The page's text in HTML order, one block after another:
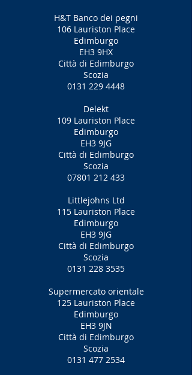
H&T Banco dei pegni
106 Lauriston Place
Edimburgo
EH3 9HX
Città di Edimburgo
Scozia
0131 229 4448
Delekt
109 Lauriston Place
Edimburgo
EH3 9JG
Città di Edimburgo
Scozia
07801 212 433
Littlejohns Ltd
115 Lauriston Place
Edimburgo
EH3 9JG
Città di Edimburgo
Scozia
0131 228 3535
Supermercato orientale
125 Lauriston Place
Edimburgo
EH3 9JN
Città di Edimburgo
Scozia
0131 477 2534